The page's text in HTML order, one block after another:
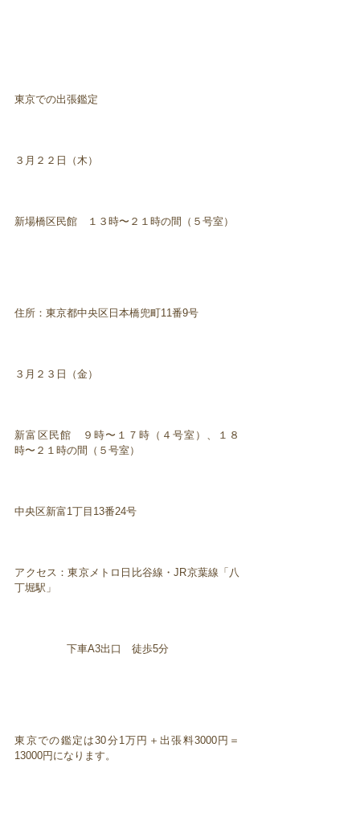
東京での出張鑑定
３月２２日（木）
新場橋区民館 １３時〜２１時の間（５号室）
住所：東京都中央区日本橋兜町11番9号
３月２３日（金）
新富区民館 ９時〜１７時（４号室）、１８
時〜２１時の間（５号室）
中央区新富1丁目13番24号
アクセス：東京メトロ日比谷線・JR京葉線「八
丁堀駅」
下車A3出口 徒歩5分
東京での鑑定は30分1万円＋出張料3000円＝
13000円になります。